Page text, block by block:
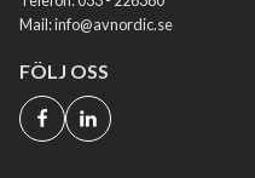
Mail: info@avnordic.se
FÖLJ OSS